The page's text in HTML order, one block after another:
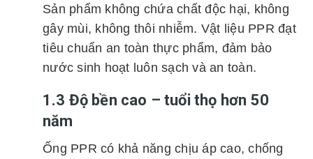
Sản phẩm không chứa chất độc hại, không
gây mùi, không thôi nhiễm. Vật liệu PPR đạt
tiêu chuẩn an toàn thực phẩm, đảm bảo
nước sinh hoạt luôn sạch và an toàn.
1.3 Độ bền cao – tuổi thọ hơn 50
năm
Ống PPR có khả năng chịu áp cao, chống